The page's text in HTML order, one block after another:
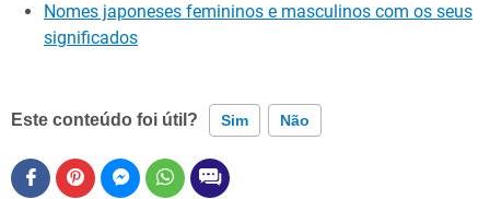
Nomes japoneses femininos e masculinos com os seus
significados
Este conteúdo foi útil? Sim Não
Este conteúdo contém informação incorreta